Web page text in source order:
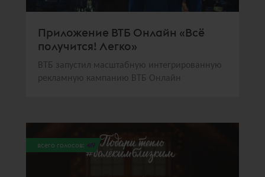
Приложение ВТБ Онлайн «Всё
получится! Легко»
ВТБ запустил масштабную интегрированную
рекламную кампанию ВТБ Онлайн
всего голосов: 419